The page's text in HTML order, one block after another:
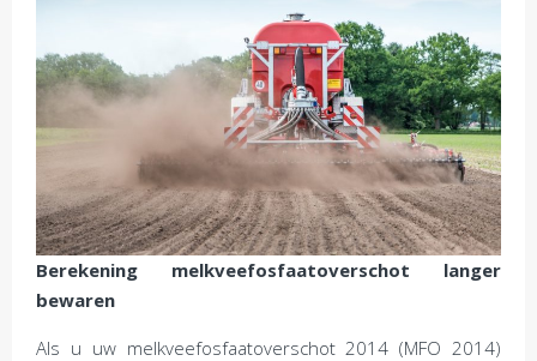
Berekening melkveefosfaatoverschot langer
bewaren
Als u uw melkveefosfaatoverschot 2014 (MFO 2014)